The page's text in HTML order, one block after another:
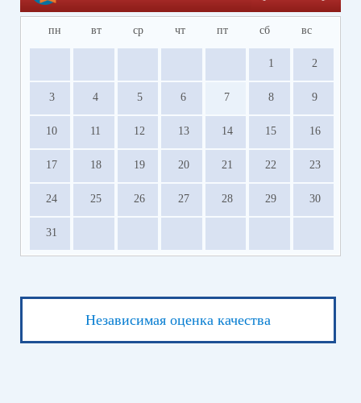
пн вт ср чт пт сб вс
1 2
3 4 5 6 7 8 9
10 11 12 13 14 15 16
17 18 19 20 21 22 23
24 25 26 27 28 29 30
31
Независимая оценка качества